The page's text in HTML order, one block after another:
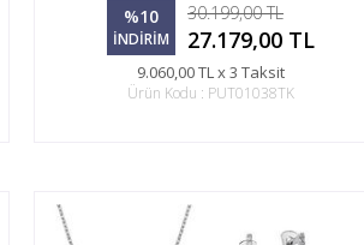
%10
İNDİRİM
30.199,00 TL
27.179,00 TL
9.060,00 TL x 3 Taksit
Ürün Kodu : PUT01038TK